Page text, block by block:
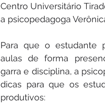
Centro Universitário
a psicopedagoga
Para que o estudante
aulas de forma
garra e disciplina, a
dicas para que os
produtivos: